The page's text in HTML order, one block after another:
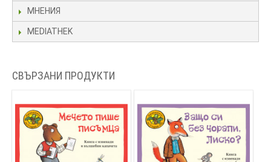
МНЕНИЯ
MEDIATHEK
СВЪРЗАНИ ПРОДУКТИ